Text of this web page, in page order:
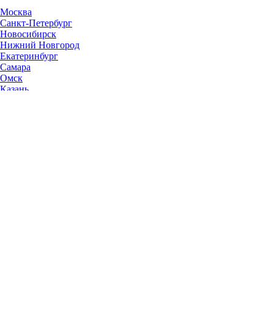
Москва
Санкт-Петербург
Новосибирск
Нижний Новгород
Екатеринбург
Самара
Омск
Казань